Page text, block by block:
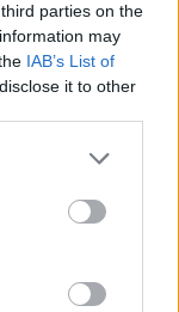
parties on the
may
IAB’s List of
it to other
00:00:30
moterų ir
00:00:57
kils iki